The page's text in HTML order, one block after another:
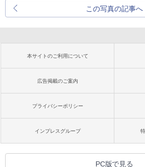
この写真の記事へ
本サイトのご利用について
広告掲載のご案内
プライバシーポリシー
インプレスグループ
PC版で見る